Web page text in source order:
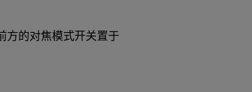
方的对焦模式开关置于